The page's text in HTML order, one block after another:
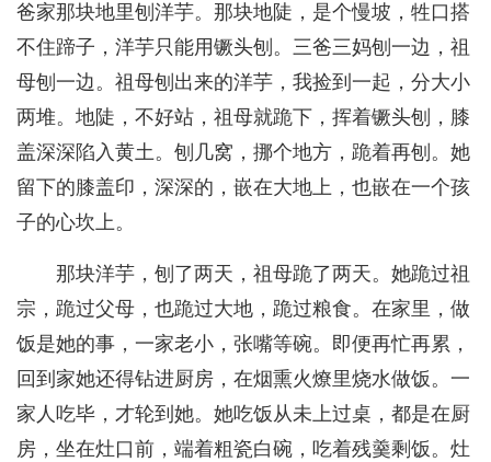
爸家那块地里刨洋芋。那块地陡，是个慢坡，牲口搭
不住蹄子，洋芋只能用镢头刨。三爸三妈刨一边，祖
母刨一边。祖母刨出来的洋芋，我捡到一起，分大小
两堆。地陡，不好站，祖母就跪下，挥着镢头刨，膝
盖深深陷入黄土。刨几窝，挪个地方，跪着再刨。她
留下的膝盖印，深深的，嵌在大地上，也嵌在一个孩
子的心坎上。
那块洋芋，刨了两天，祖母跪了两天。她跪过祖
宗，跪过父母，也跪过大地，跪过粮食。在家里，做
饭是她的事，一家老小，张嘴等碗。即便再忙再累，
回到家她还得钻进厨房，在烟熏火燎里烧水做饭。一
家人吃毕，才轮到她。她吃饭从未上过桌，都是在厨
房，坐在灶口前，端着粗瓷白碗，吃着残羹剩饭。灶